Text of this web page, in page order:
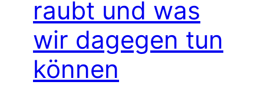
raubt und was
wir dagegen tun
können